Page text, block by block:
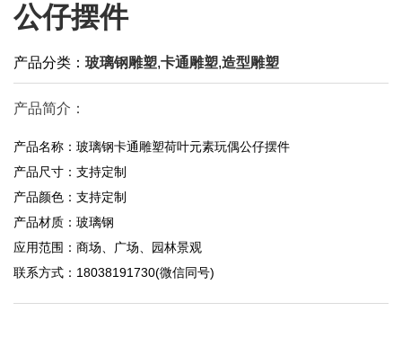
公仔摆件
产品分类： 玻璃钢雕塑,卡通雕塑,造型雕塑
产品简介：
产品名称：玻璃钢卡通雕塑荷叶元素玩偶公仔摆件
产品尺寸：支持定制
产品颜色：支持定制
产品材质：玻璃钢
应用范围：商场、广场、园林景观
联系方式：18038191730(微信同号)